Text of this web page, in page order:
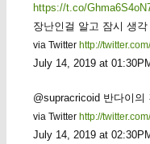
https://t.co/
장난인걸 알고 잠시 생각
via Twitter http://
July 14, 2019 at
@supracricoid 반다이
via Twitter http://
July 14, 2019 at